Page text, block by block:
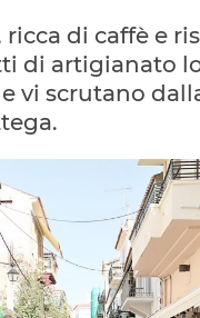
ricca di caffè e
di artigianato
vi scrutano